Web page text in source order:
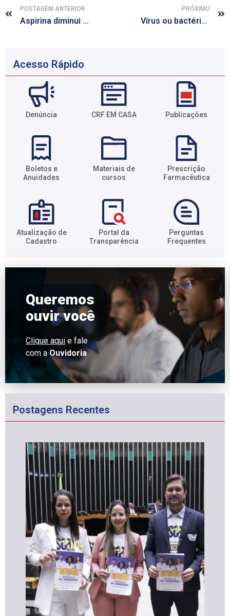
POSTAGEM ANTERIOR
Aspirina diminui risco de câncer colorretal, mas não para todos
PRÓXIMO
Vírus ou bactéria? Novo exame detecta origem de infecções
Acesso Rápido
Denúncia CRF EM CASA Publicações
Boletos e
Anuidades​
Materiais de
cursos​
Prescrição
Farmacêutica​
Atualização de
Cadastro​
Portal da
Transparência​
Perguntas
Frequentes​
Queremos
ouvir você
Clique aqui e fale
com aOuvidoria
Postagens Recentes